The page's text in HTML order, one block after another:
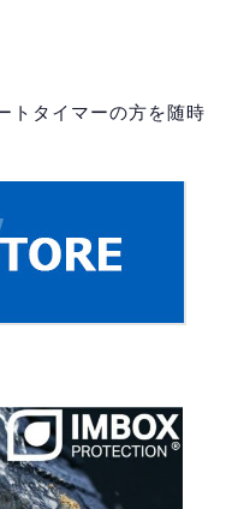
トタイマーの方を随時